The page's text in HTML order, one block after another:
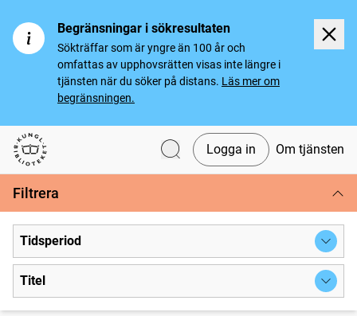
Begränsningar i sökresultaten
Sökträffar som är yngre än 100 år och
omfattas av upphovsrätten visas inte längre i
tjänsten när du söker på distans. Läs mer om
begränsningen.
Svenska tidningar
Logga in Om tjänsten
Filtrera
Tidsperiod
Titel